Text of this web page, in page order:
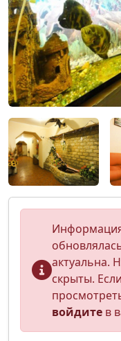
актуальна.
скрыты.
войдите в